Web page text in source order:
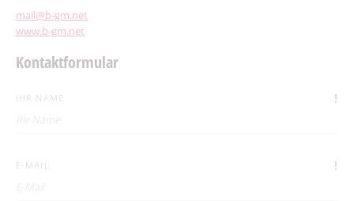
mail@b-gm.net
www.b-gm.net
Kontaktformular
!
IHR NAME
!
E-MAIL